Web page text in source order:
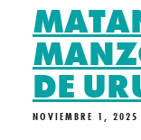
DE
NOVIEMBRE 1, 2025